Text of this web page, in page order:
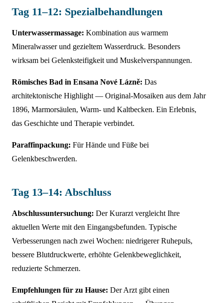
Tag 11–12: Spezialbehandlungen
Unterwassermassage: Kombination aus warmem
Mineralwasser und gezieltem Wasserdruck. Besonders
wirksam bei Gelenksteifigkeit und Muskelverspannungen.
Römisches Bad in Ensana Nové Lázně: Das
architektonische Highlight — Original-Mosaiken aus dem Jahr
1896, Marmorsäulen, Warm- und Kaltbecken. Ein Erlebnis,
das Geschichte und Therapie verbindet.
Paraffinpackung: Für Hände und Füße bei
Gelenkbeschwerden.
Tag 13–14: Abschluss
Abschlussuntersuchung: Der Kurarzt vergleicht Ihre
aktuellen Werte mit den Eingangsbefunden. Typische
Verbesserungen nach zwei Wochen: niedrigerer Ruhepuls,
bessere Blutdruckwerte, erhöhte Gelenkbeweglichkeit,
reduzierte Schmerzen.
Empfehlungen für zu Hause: Der Arzt gibt einen